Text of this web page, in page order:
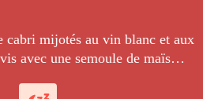
cabri mijotés au vin blanc et aux
avec une semoule de maïs